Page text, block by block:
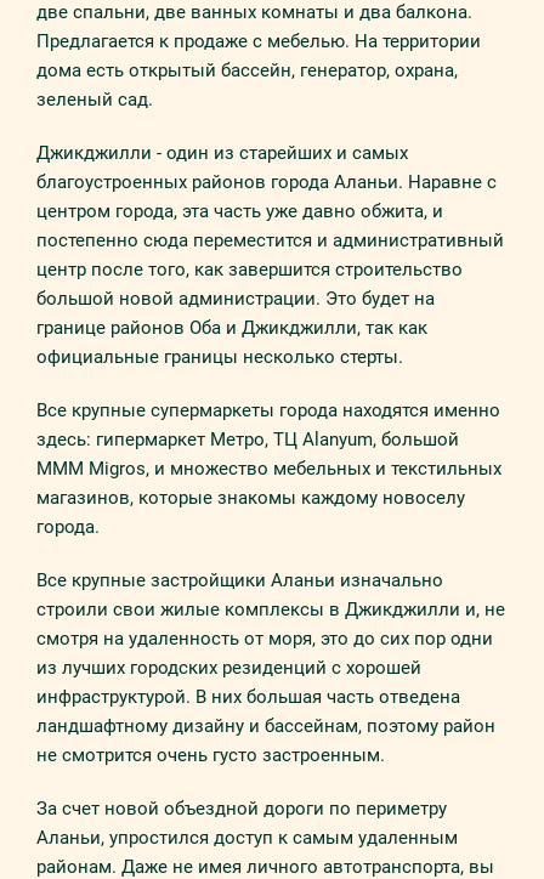
две спальни, две ванных комнаты и два балкона.
Предлагается к продаже с мебелью. На территории
дома есть открытый бассейн, генератор, охрана,
зеленый сад.
Джикджилли - один из старейших и самых
благоустроенных районов города Аланьи. Наравне с
центром города, эта часть уже давно обжита, и
постепенно сюда переместится и административный
центр после того, как завершится строительство
большой новой администрации. Это будет на
границе районов Оба и Джикджилли, так как
официальные границы несколько стерты.
Все крупные супермаркеты города находятся именно
здесь: гипермаркет Метро, ТЦ Alanyum, большой
МММ Migros, и множество мебельных и текстильных
магазинов, которые знакомы каждому новоселу
города.
Все крупные застройщики Аланьи изначально
строили свои жилые комплексы в Джикджилли и, не
смотря на удаленность от моря, это до сих пор одни
из лучших городских резиденций с хорошей
инфраструктурой. В них большая часть отведена
ландшафтному дизайну и бассейнам, поэтому район
не смотрится очень густо застроенным.
За счет новой объездной дороги по периметру
Аланьи, упростился доступ к самым удаленным
районам. Даже не имея личного автотранспорта, вы